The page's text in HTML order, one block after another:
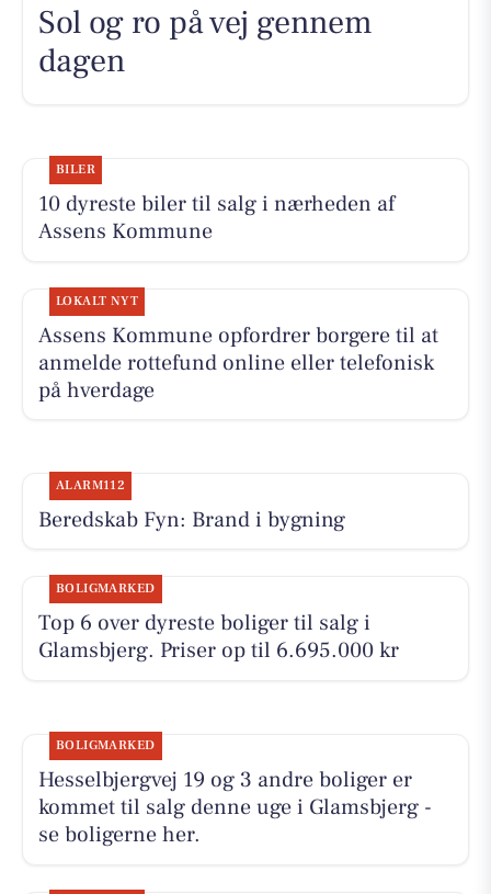
Sol og ro på vej gennem
dagen
BILER
10 dyreste biler til salg i nærheden af
Assens Kommune
LOKALT NYT
Assens Kommune opfordrer borgere til at
anmelde rottefund online eller telefonisk
på hverdage
ALARM112
Beredskab Fyn: Brand i bygning
BOLIGMARKED
Top 6 over dyreste boliger til salg i
Glamsbjerg. Priser op til 6.695.000 kr
BOLIGMARKED
Hesselbjergvej 19 og 3 andre boliger er
kommet til salg denne uge i Glamsbjerg -
se boligerne her.